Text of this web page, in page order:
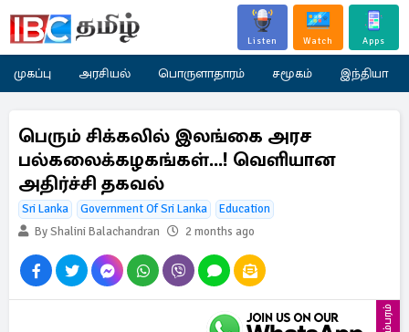
Listen Watch Apps
முகப்பு அரசியல் பொருளாதாரம் சமூகம் இந்தியா
பெரும் சிக்கலில் இலங்கை அரச
பல்கலைக்கழகங்கள்...! வெளியான
அதிர்ச்சி தகவல்
Sri Lanka Government Of Sri Lanka
Education
By Shalini Balachandran
2 months ago